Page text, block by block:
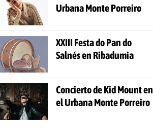
Urbana Monte Porreiro
XXIII Festa do Pan do
Salnés en Ribadumia
Concierto de Kid Mount en
el Urbana Monte Porreiro